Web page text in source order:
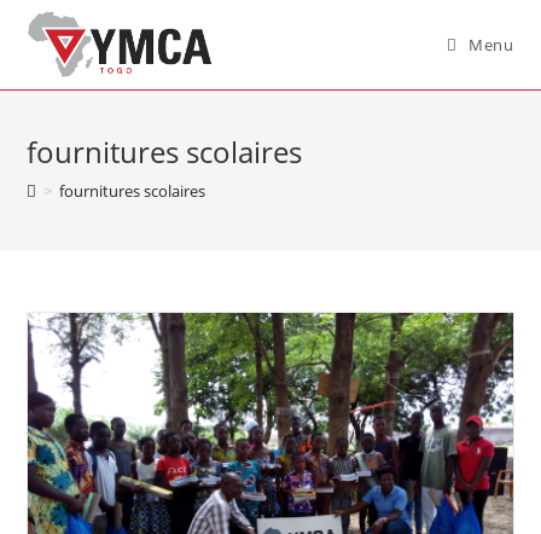
Menu
fournitures scolaires
> fournitures scolaires